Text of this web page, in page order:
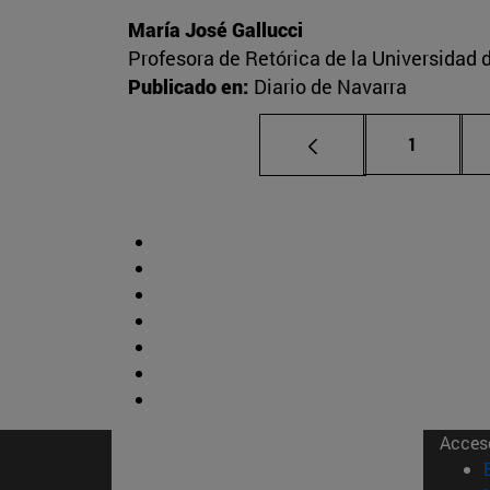
María José Gallucci
Profesora de Retórica de la Universidad
Publicado en: Diario de Navarra
Página
1